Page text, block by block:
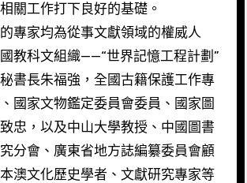
關工作打下良好的基礎。
專家均為從事文獻領域的權威人
教科文組織——“世界記憶工程計劃”
書長朱福強，全國古籍保護工作專
國家文物鑑定委員會委員、國家圖
忠，以及中山大學教授、中國圖書
分會、廣東省地方誌編纂委員會顧
澳文化歷史學者、文獻研究專家等